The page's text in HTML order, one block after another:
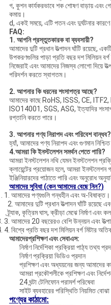
গ, কুশন কার্যকরভাবে শক শোষণ বাড়ায় এবং
কমায়।
d, একই সময়ে, এটি পতন এবং দুর্ঘটনার কারণে
FAQ:
1. আপনি প্রস্তুতকারক বা ব্যবসায়ী?
আমাদের দুটি প্রধান উত্পাদন ঘাঁটি রয়েছে,
উপকরণগুলির পাড়া প্রতি বছর দশ মিলিয়ন
নিজেরাই এবং আমাদের নিজস্ব লোগো দিয়ে
পরিদর্শন করতে স্বাগতম।
2. আপনার কি ধরনের শংসাপত্র আছে?
আমাদের কাছে RoHS, ISSS, CE,
ISO14001, SGS, ASG, ইত্যাদির
রপ্তানি করতে পারে।
3. আপনার পণ্য নিরাপদ এবং পরিবেশ বান্ধব?
হ্যাঁ, আমাদের পণ্য নিরাপদ এবং গুণমান
4.আমরা কি ইনস্টলেশন সমর্থন পেতে পারি?
আমরা ইনস্টলেশন নথি যেমন ইনস্টলেশন
ক্লায়েন্টের প্রয়োজন হলে, আমরা ইনস্টলেশন
ইঞ্জিনিয়ারদের পাঠাতে পারি এবং অনুরোধ
আমাদের সুবিধা (কেন আমাদের বেছে নিন?)
1. আমাদের পণ্যগুলি গন্ধহীন এবং অ-বিষাক্ত।
2. আমাদের দুটি প্রধান উত্পাদন ঘাঁটি রয়েছে
ট্র্যাক, কৃত্রিম ঘাস, ক্রীড়া মেঝে নির্মাণ এবং
3. আমাদের 20 বছরেরও বেশি উন্নয়ন এবং
4. বিশ্বে প্রতি বছর দশ মিলিয়ন বর্গ মিটার
আমাদেরপ্রশিক্ষণ এবং সেবাএস:
নির্মাণ নির্দেশিকা প্রক্রিয়া পাঠ্য তথ্য
নির্মাণ প্রক্রিয়া ভিডিও প্রদান
প্রশিক্ষণ এবং অধ্যয়নের জন্য আমাদের
আমরা প্রকৌশলীকে প্রশিক্ষণ এবং
24 ঘন্টা টেলিফোন পরামর্শ পরিষেবা
সাইট ব্যবহারের পরিস্থিতি নিয়মিত বোঝা
পণ্যের কাঠামো: